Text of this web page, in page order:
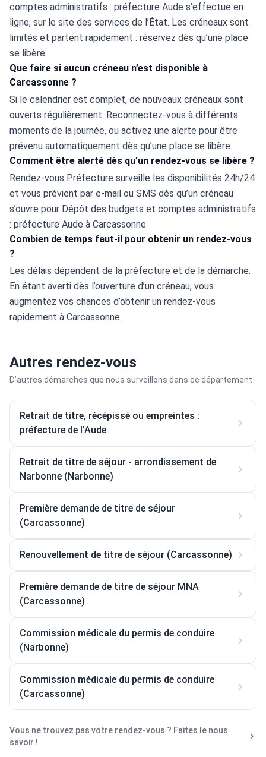
comptes administratifs : préfecture Aude s’effectue en
ligne, sur le site des services de l’État. Les créneaux sont
limités et partent rapidement : réservez dès qu’une place
se libère.
Que faire si aucun créneau n’est disponible à
Carcassonne ?
Si le calendrier est complet, de nouveaux créneaux sont
ouverts régulièrement. Reconnectez-vous à différents
moments de la journée, ou activez une alerte pour être
prévenu automatiquement dès qu’une place se libère.
Comment être alerté dès qu’un rendez-vous se libère ?
Rendez-vous Préfecture surveille les disponibilités 24h/24
et vous prévient par e-mail ou SMS dès qu’un créneau
s’ouvre pour Dépôt des budgets et comptes administratifs
: préfecture Aude à Carcassonne.
Combien de temps faut-il pour obtenir un rendez-vous
?
Les délais dépendent de la préfecture et de la démarche.
En étant averti dès l’ouverture d’un créneau, vous
augmentez vos chances d’obtenir un rendez-vous
rapidement à Carcassonne.
Autres rendez-vous
D’autres démarches que nous surveillons dans ce département
Retrait de titre, récépissé ou empreintes :
préfecture de l'Aude
Retrait de titre de séjour - arrondissement de
Narbonne (Narbonne)
Première demande de titre de séjour
(Carcassonne)
Renouvellement de titre de séjour (Carcassonne)
Première demande de titre de séjour MNA
(Carcassonne)
Commission médicale du permis de conduire
(Narbonne)
Commission médicale du permis de conduire
(Carcassonne)
Vous ne trouvez pas votre rendez-vous ? Faites le nous
savoir !